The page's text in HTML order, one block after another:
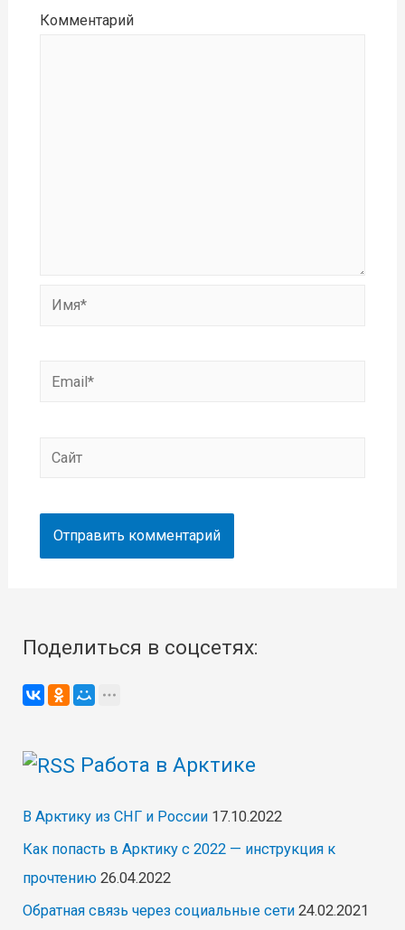
Комментарий
Имя*
Email*
Сайт
Поделиться в соцсетях:
Работа в Арктике
В Арктику из СНГ и России 17.10.2022
Как попасть в Арктику с 2022 — инструкция к
прочтению 26.04.2022
Обратная связь через социальные сети 24.02.2021